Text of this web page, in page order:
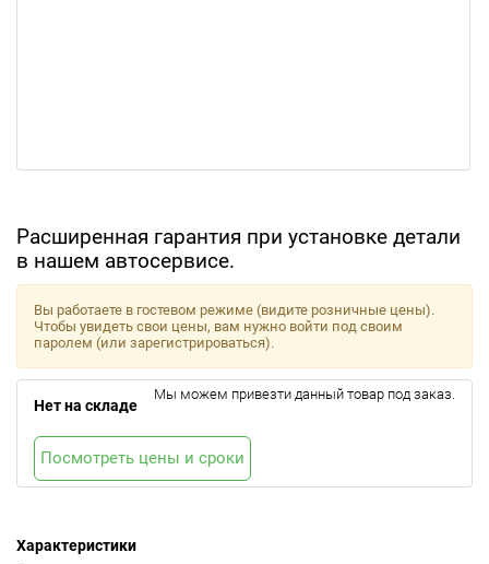
Расширенная гарантия при установке детали
в нашем автосервисе.
Характеристики
Вы работаете в гостевом режиме (видите розничные цены).
Чтобы увидеть свои цены, вам нужно войти под своим
паролем (или зарегистрироваться).
Нет на складе
Мы можем привезти данный товар под заказ.
Посмотреть цены и сроки